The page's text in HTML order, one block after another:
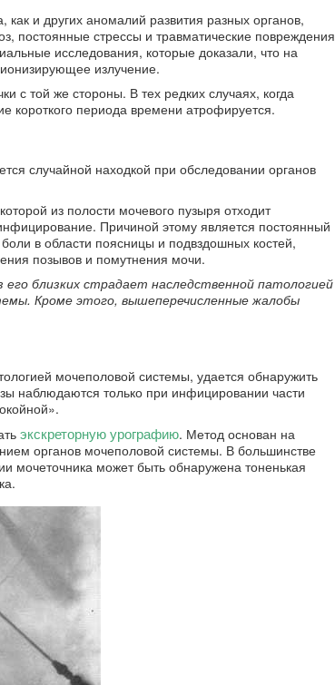
как и других аномалий развития разных органов,
постоянные стрессы и травматические повреждения
исследования, которые доказали, что на
излучение.
с той же стороны. В тех редких случаях, когда
короткого периода времени атрофируется.
случайной находкой при обследовании органов
из полости мочевого пузыря отходит
Причиной этому является постоянный
в области поясницы и подвздошных костей,
позывов и помутнения мочи.
близких страдает наследственной патологией
Кроме этого, вышеперечисленные жалобы
мочеполовой системы, удается обнаружить
наблюдаются только при инфицировании части
экскреторную урографию. Метод основан на
органов мочеполовой системы. В большинстве
мочеточника может быть обнаружена тоненькая